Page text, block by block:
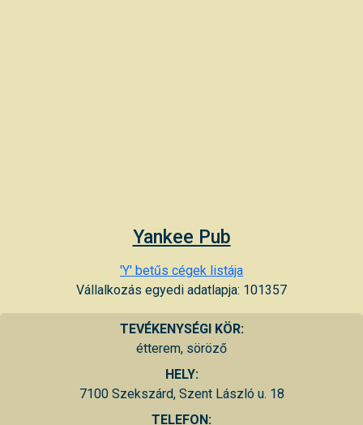
Yankee Pub
'Y' betűs cégek listája
Vállalkozás egyedi adatlapja: 101357
TEVÉKENYSÉGI KÖR:
étterem, söröző
HELY:
7100 Szekszárd, Szent László u. 18
TELEFON: